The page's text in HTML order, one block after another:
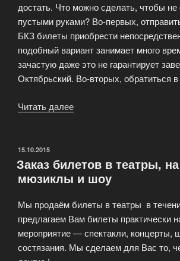
достать. Что можно сделать, чтобы не
пустыми руками? Во-первых,
БКЗ билеты приобрести
подобный вариант занимает много
зачастую даже это не гарантирует
Октябрьский. Во-вторых, обратиться
Читать далее
Октябрьский»
ОПУБЛИКОВАНО
15.10.2015
Заказ билетов в театры,
мюзиклы и шоу
Мы продаём билeты в тeатры в
предлагаем Вам билеты практически
мероприятие — спектакли, концерты,
состязания. Мы сделаем для Вас то,